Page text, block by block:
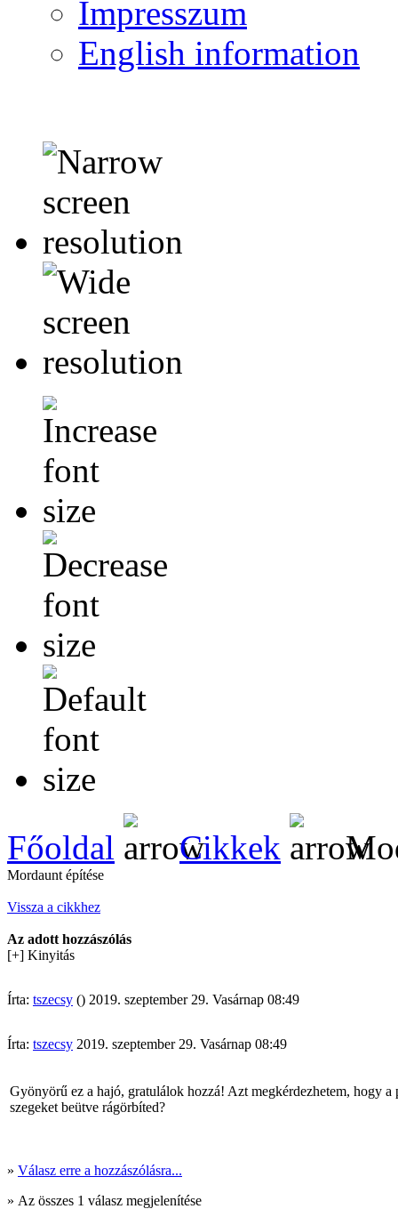
Impresszum
English information
Főoldal Cikkek
Mordaunt építése
Vissza a cikkhez
Az adott hozzászólás
[+] Kinyitás
Írta: tszecsy () 2019. szeptember 29. Vasárnap 08:49
Írta: tszecsy 2019. szeptember 29. Vasárnap 08:49
Gyönyörű ez a hajó, gratulálok hozzá! Azt megkérdezhetem, hogy
szegeket beütve rágörbíted?
» Válasz erre a hozzászólásra...
» Az összes 1 válasz megjelenítése